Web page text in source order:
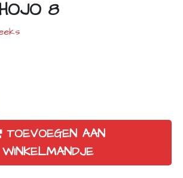
8
TOEVOEGEN AAN
WINKELMANDJE